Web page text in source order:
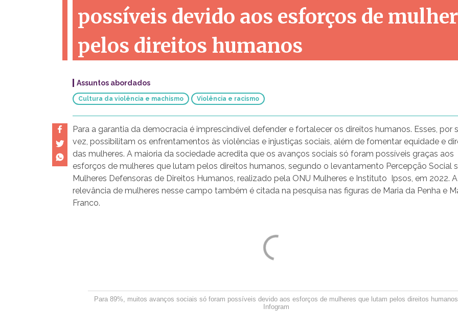
Violência e racismo
Cultura da violência e machismo
Todas as violências
possíveis devido aos esforços de
pelos direitos humanos
Assuntos abordados
Cultura da violência e machismo Violência e racismo
Para a garantia da democracia é imprescindível defender e fortalecer os direitos humanos. Esses, por
vez, possibilitam os enfrentamentos às violências e injustiças sociais, além de fomentar equidade e
das mulheres. A maioria da sociedade acredita que os avanços sociais só foram possíveis graças aos
esforços de mulheres que lutam pelos direitos humanos, segundo o levantamento Percepção Social
Mulheres Defensoras de Direitos Humanos, realizado pela ONU Mulheres e Instituto Ipsos, em 2022. A
relevância de mulheres nesse campo também é citada na pesquisa nas figuras de Maria da Penha e
Franco.
Para 89%, muitos avanços sociais só foram possíveis devido aos esforços de mulheres que lutam pelos direitos humanos
Infogram